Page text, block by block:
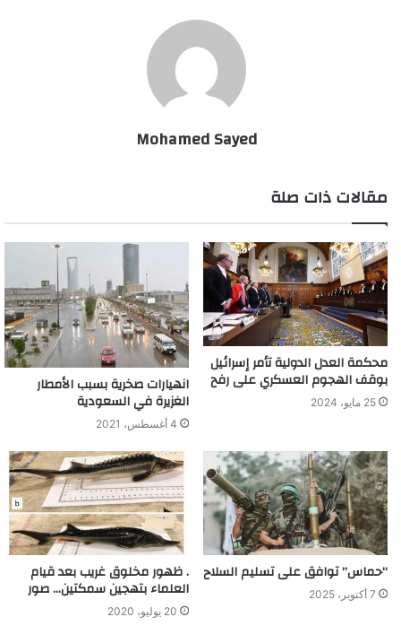
وأول من نشر الفيديو على ”تويتر“ سيدة كندية تدعى ماتيا ميرتا، وكتبت
معلقة: ”أقدم لكم ….. الأمم المتحدة“.
ورغم أن الأمم المتحدة لديها لوائح صارمة تحكم التجاوزات الجنسية
"فيديو إباحي" داخل سيارة تابعة للأمم المتحدة في إسرائيل
يثير ضجة
Mohamed Sayed
مقالات ذات صلة
محكمة العدل الدولية تأمر إسرائيل
بوقف الهجوم العسكري على رفح
25 مايو، 2024
انهيارات صخرية بسبب الأمطار
الغزيرة في السعودية
4 أغسطس، 2021
“حماس” توافق على تسليم السلاح
7 أكتوبر، 2025
. ظهور مخلوق غريب بعد قيام
العلماء بتهجين سمكتين… صور
20 يوليو، 2020